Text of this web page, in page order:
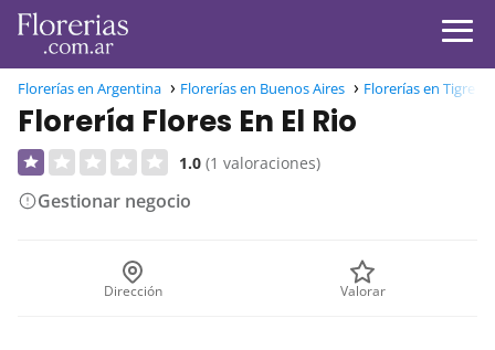
Florerías en Argentina Florerías en Buenos Aires Florerías en Tigre
Florería Flores En El Rio
1.0 (1 valoraciones)
Gestionar negocio
Dirección Valorar